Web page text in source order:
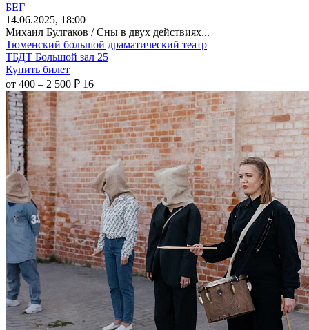
БЕГ
14.06.2025, 18:00
Михаил Булгаков / Сны в двух действиях...
Тюменский большой драматический театр
ТБДТ Большой зал 25
Купить билет
от 400 – 2 500 ₽ 16+